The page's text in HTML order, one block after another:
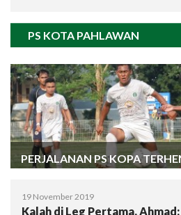
PS KOTA PAHLAWAN
PERJALANAN PS KOPA
19 November 2019
Kalah di Leg Pertama,